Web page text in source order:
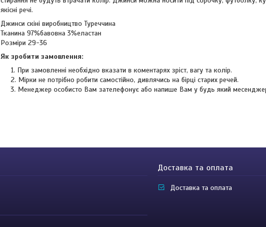
якісні речі.
Джинси скіні виробництво Туреччина
Тканина 97%бавовна 3%еластан
Розміри 29-36
Як зробити замовлення:
При замовленні необхідно вказати в коментарях зріст, вагу та колір.
Мірки не потрібно робити самостійно, дивлячись на бірці старих речей.
Менеджер особисто Вам зателефонує або напише Вам у будь який
Доставка та оплата
Доставка та оплата